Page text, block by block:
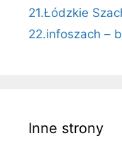
21.Łódzkie
22.infoszach –
Inne strony